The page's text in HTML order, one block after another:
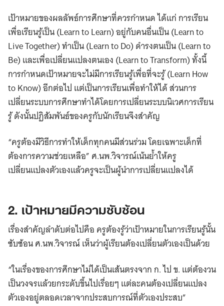
เป้าหมายของผลลัพธ์การศึกษาที่ควรกำหนด ได้แก่ การเรียน
เพื่อเรียนรู้เป็น (Learn to Learn) อยู่กับคนอื่นเป็น (Learn to
Live Together) ทำเป็น (Learn to Do) ดำรงตนเป็น (Learn to
Be) และเพื่อเปลี่ยนแปลงตนเอง (Learn to Transform) ทั้งนี้
การกำหนดเป้าหมายจะไม่มีการเรียนรู้เพื่อที่จะรู้​ (Learn How
to​ Know) อีกต่อไป​ แต่เป็นการเรียนเพื่อทำให้ได้​ ส่วนการ
เปลี่ยนระบบการศึกษาทำได้โดยการเปลี่ยนระบบนิเวศการเรียน
รู้ ดังนั้นปฏิสัมพันธ์ของครูกับนักเรียนจึงสำคัญ
“ครูต้องมีวิธีการ​ทำให้เด็กทุกคนมีส่วนร่วม​ โดยเฉพาะเด็กที่
ต้องการความช่วยเหลือ” ศ.นพ.วิจารณ์เน้นย้ำให้ครู
เปลี่ยนแปลงตัวเองแล้วครูจะเป็นผู้นำการเปลี่ยนแปลงได้
2. เป้าหมายมีความซับซ้อน
เรื่องสำคัญลำดับต่อไปคือ ​ครูต้องรู้ว่าเป้าหมายในการเรียนรู้นั้น
ซับซ้อน​ ศ.นพ.วิจารณ์ เห็นว่าผู้เรียนต้อง​เปลี่ยนตัวเองเป็นด้วย
“ในเรื่องของการศึกษา​ไม่ได้เป็นเส้นตรงจาก​ ก.​ ไป​ ข. แต่ต้องวน
เป็นวงจรแล้วยกระดับขึ้นไปเรื่อยๆ​ แต่ละคนต้องเปลี่ยนแปลง
ตัวเองอยู่ตลอดเวลาจากประสบการณ์ที่ตัวเองประสบ”